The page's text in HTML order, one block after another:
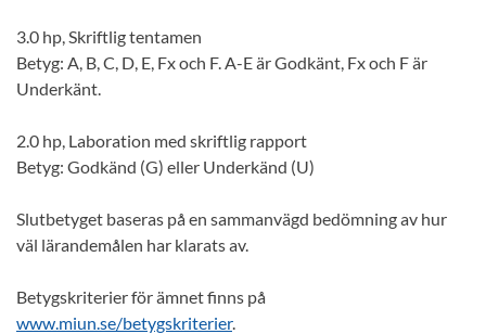
3.0 hp, Skriftlig tentamen
Betyg: A, B, C, D, E, Fx och F. A-E är Godkänt, Fx och F är
Underkänt.
2.0 hp, Laboration med skriftlig rapport
Betyg: Godkänd (G) eller Underkänd (U)
Slutbetyget baseras på en sammanvägd bedömning av hur
väl lärandemålen har klarats av.
Betygskriterier för ämnet finns på
www.miun.se/betygskriterier.